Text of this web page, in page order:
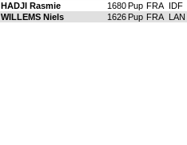
HADJI Rasmie 1680Pup FRA IDF
WILLEMS Niels 1626 Pup FRA LAN